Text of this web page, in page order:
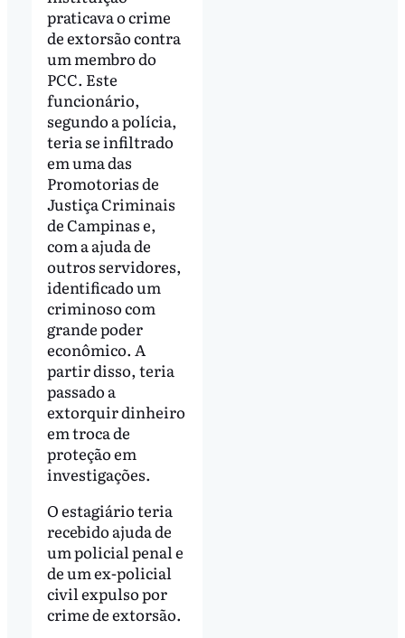
praticava o crime
de extorsão contra
um membro do
PCC. Este
funcionário,
segundo a polícia,
teria se infiltrado
em uma das
Promotorias de
Justiça Criminais
de Campinas e,
com a ajuda de
outros servidores,
identificado um
criminoso com
grande poder
econômico. A
partir disso, teria
passado a
extorquir dinheiro
em troca de
proteção em
investigações.
O estagiário teria
recebido ajuda de
um policial penal e
de um ex-policial
civil expulso por
crime de extorsão.